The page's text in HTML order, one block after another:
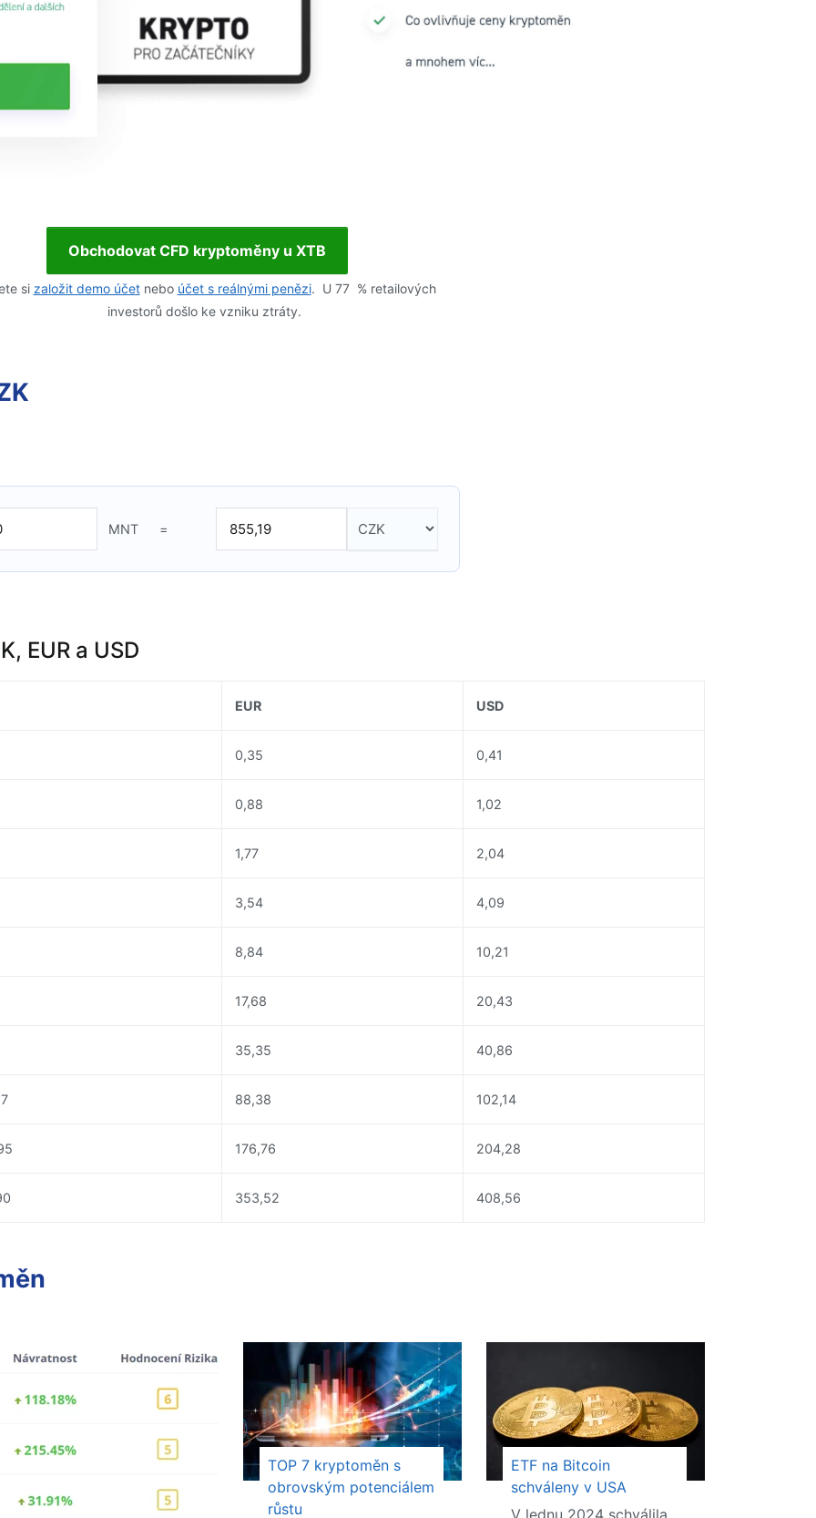
Obchodovat CFD kryptoměny u XTB
si založit demo účetnebo účet s reálnými penězi. U 77 % retailových
investorů došlo ke vzniku ztráty.
MNT =
EUR a USD
EUR USD
0,35 0,41
0,88 1,02
1,77 2,04
3,54 4,09
8,84 10,21
17,68 20,43
35,35 40,86
88,38 102,14
176,76 204,28
353,52 408,56
TOP 7 kryptoměn s
obrovským potenciálem
růstu
ETF na Bitcoin
schváleny v USA
V lednu 2024 schválila